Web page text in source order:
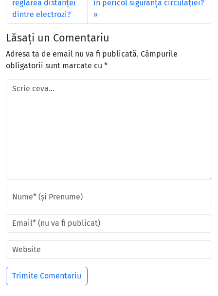
reglarea distanţei
dintre electrozi?
în pericol siguranţa circulaţiei?
Lăsați un Comentariu
Adresa ta de email nu va fi publicată. Câmpurile
obligatorii sunt marcate cu *